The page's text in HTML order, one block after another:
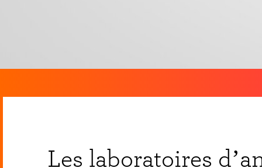
Les laboratoires